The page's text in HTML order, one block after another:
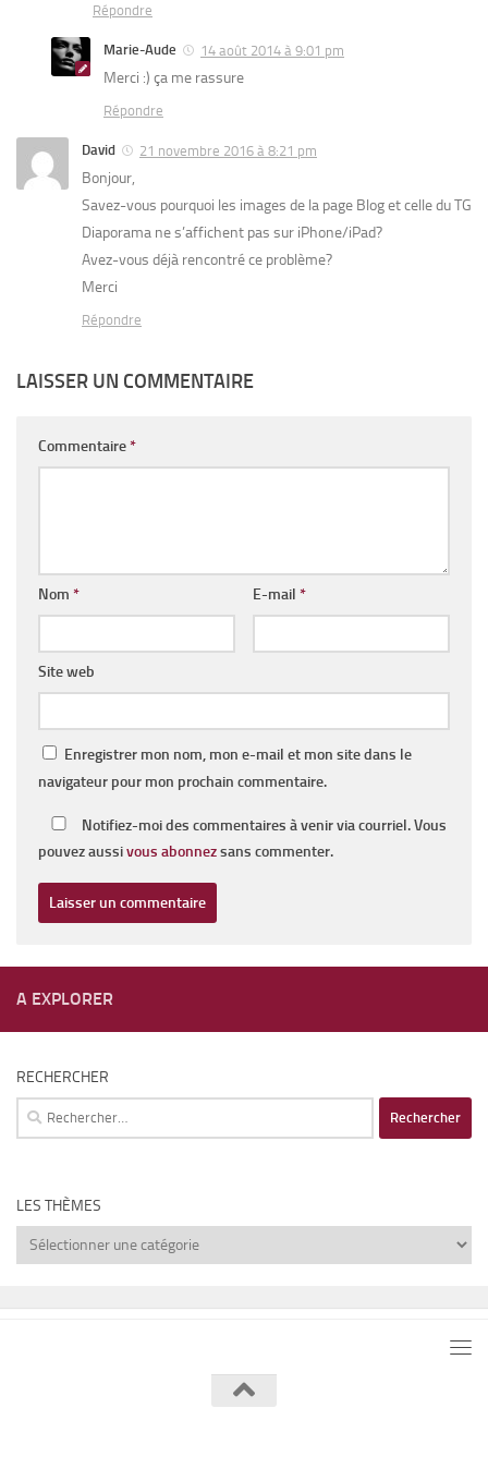
Répondre
Marie-Aude 14 août 2014 à 9:01 pm
Merci :) ça me rassure
Répondre
David 21 novembre 2016 à 8:21 pm
Bonjour,
Savez-vous pourquoi les images de la page Blog et celle du TG
Diaporama ne s’affichent pas sur iPhone/iPad?
Avez-vous déjà rencontré ce problème?
Merci
Répondre
LAISSER UN COMMENTAIRE
Commentaire*
Nom * E-mail *
Site web
Enregistrer mon nom, mon e-mail et mon site dans le
navigateur pour mon prochain commentaire.
Notifiez-moi des commentaires à venir via courriel. Vous
pouvez aussivous abonnezsans commenter.
A EXPLORER
RECHERCHER
Rechercher :
LES THÈMES
Les
thèmes